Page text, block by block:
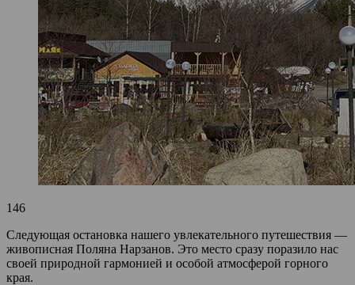
146
Следующая остановка нашего увлекательного путешествия —
живописная Поляна Нарзанов. Это место сразу поразило нас
своей природной гармонией и особой атмосферой горного
края.